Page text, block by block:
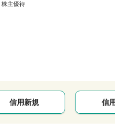
株主優待
信用新規 信